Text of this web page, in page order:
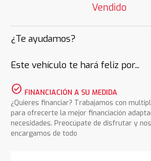
Vendido
¿Te ayudamos?
Este vehículo te hará feliz por...
check_circle FINANCIACIÓN A SU MEDIDA
¿Quieres financiar? Trabajamos con
para ofrecerte la mejor financiación
necesidades. Preocúpate de disfrutar y
encargamos de todo